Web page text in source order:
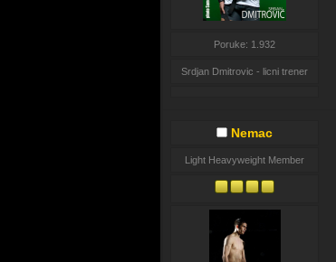
Poruke: 1.932
Srdjan Dmitrovic - licni trener
Nemac
Light Heavyweight Member